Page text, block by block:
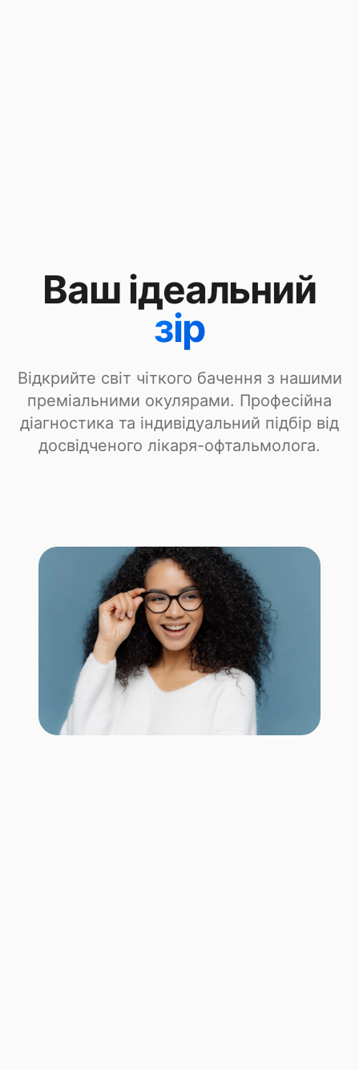
Ваш ідеальний
зір
Відкрийте світ чіткого бачення з нашими
преміальними окулярами. Професійна
діагностика та індивідуальний підбір від
досвідченого лікаря-офтальмолога.